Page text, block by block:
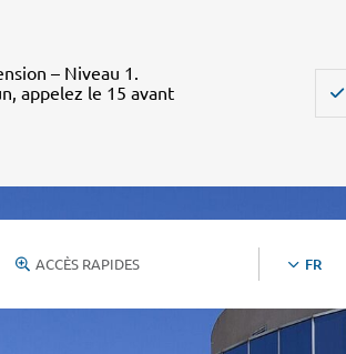
– Niveau 1.
appelez le 15 avant
ACCÈS RAPIDES FR